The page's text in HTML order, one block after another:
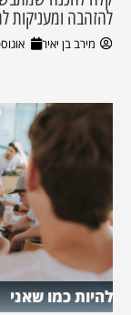
להזהבה ומעניקות
מירב בן יאיר אוגוסט 4,
להיות כמו שאני